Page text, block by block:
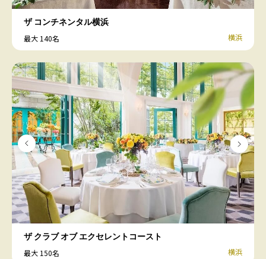
ザ コンチネンタル横浜
最大 140名 横浜
ザ クラブ オブ エクセレントコースト
最大 150名 横浜